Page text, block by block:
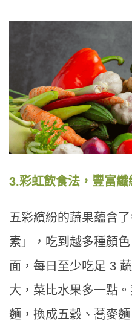
3.彩虹飲食法，豐富纖
五彩繽紛的蔬果蘊含
素」，吃到越多種顏
面，每日至少吃足 3
大，菜比水果多一點
麵，換成五穀、蕎麥